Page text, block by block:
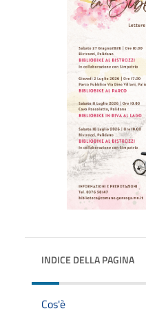
INDICE DELLA PAGINA
Cos'è